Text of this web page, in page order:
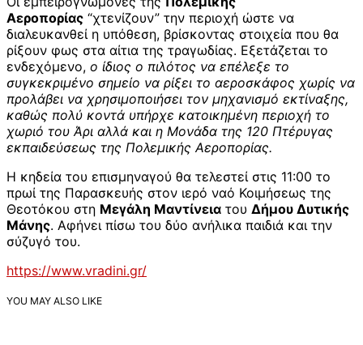
Αεροπορίας “χτενίζουν” την περιοχή ώστε να
διαλευκανθεί η υπόθεση, βρίσκοντας στοιχεία που θα
ρίξουν φως στα αίτια της τραγωδίας. Εξετάζεται το
ενδεχόμενο, ο ίδιος ο πιλότος να επέλεξε το
συγκεκριμένο σημείο να ρίξει το αεροσκάφος χωρίς να
προλάβει να χρησιμοποιήσει τον μηχανισμό εκτίναξης,
καθώς πολύ κοντά υπήρχε κατοικημένη περιοχή το
χωριό του Άρι αλλά και η Μονάδα της 120 Πτέρυγας
εκπαιδεύσεως της Πολεμικής Αεροπορίας.
Η κηδεία του επισμηναγού θα τελεστεί στις 11:00 το
πρωί της Παρασκευής στον ιερό ναό Κοιμήσεως της
Θεοτόκου στη Μεγάλη Μαντίνεια του Δήμου Δυτικής
Μάνης. Αφήνει πίσω του δύο ανήλικα παιδιά και την
σύζυγό του.
https://www.vradini.gr/
YOU MAY ALSO LIKE